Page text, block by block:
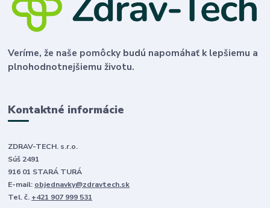
Veríme, že naše pomôcky budú napomáhať k lepšiemu a
plnohodnotnejšiemu životu.
Kontaktné informácie
ZDRAV-TECH. s.r.o.
Súš 2491
916 01 STARÁ TURÁ
E-mail: objednavky@zdravtech.sk
Tel. č. +421 907 999 531